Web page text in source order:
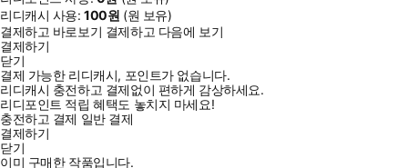
리디캐시 사용:100원 (원 보유)
결제하고 바로보기 결제하고 다음에 보기
결제하기
닫기
결제 가능한 리디캐시, 포인트가 없습니다.
리디캐시 충전하고 결제없이 편하게 감상하세요.
리디포인트 적립 혜택도 놓치지 마세요!
충전하고 결제 일반 결제
결제하기
닫기
이미 구매한 작품입니다.